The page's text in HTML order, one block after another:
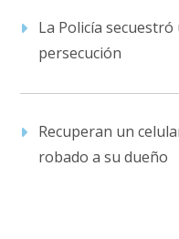
La Policía
persecución
Recuperan un
robado a su dueño